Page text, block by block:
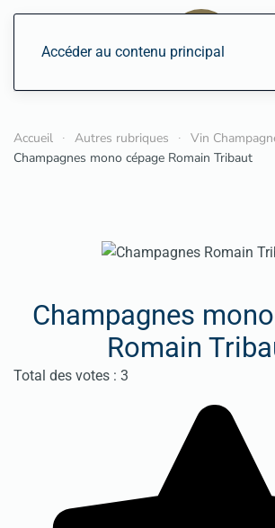
Accéder au contenu principal
Accueil Autres rubriques
Vin
Champagnes mono cépage Romain Tribaut
Champagnes
Romain
Vote utilisateur:4.5
Total des votes : 3